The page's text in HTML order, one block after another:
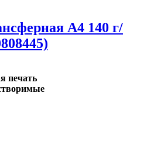
А4 140 г/
печать